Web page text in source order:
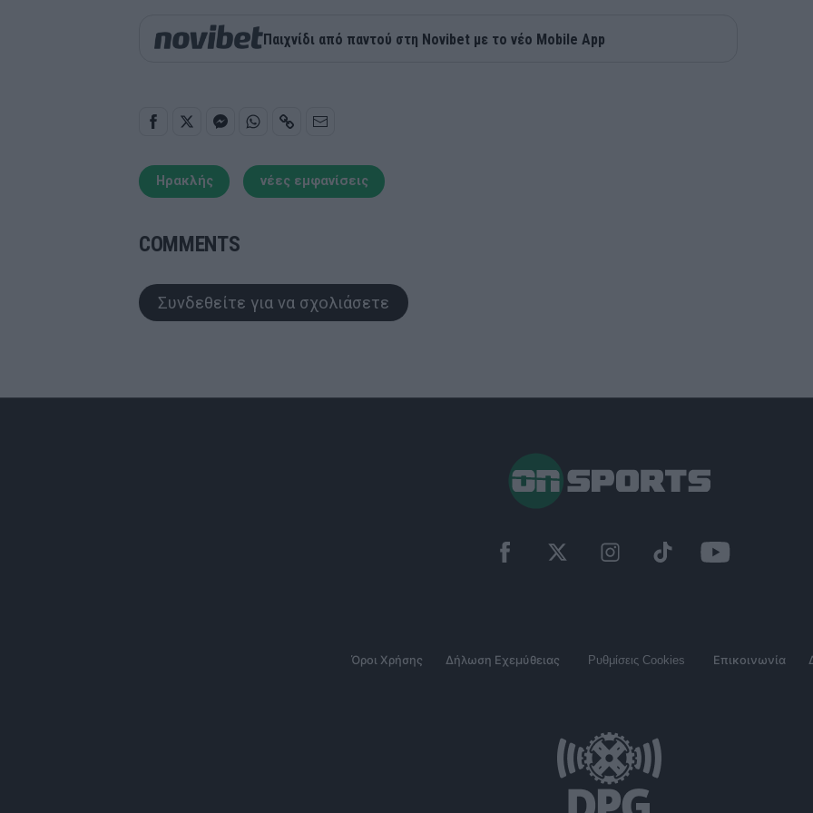
Παιχνίδι από παντού στη Novibet με το νέο Mobile App
Ηρακλής νέες εμφανίσεις
COMMENTS
Συνδεθείτε για να σχολιάσετε
Όροι Χρήσης Δήλωση Εχεμύθειας Ρυθμίσεις Cookies Επικοινωνία